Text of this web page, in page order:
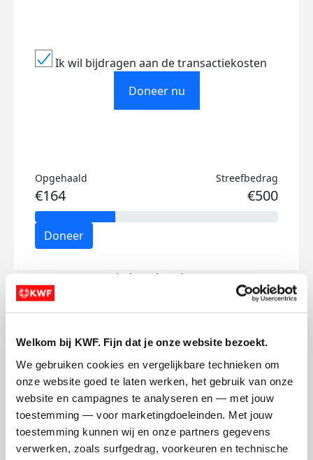
Welkom bij KWF. Fijn dat je onze website bezoekt.
We gebruiken cookies en vergelijkbare technieken om
onze website goed te laten werken, het gebruik van onze
website en campagnes te analyseren en — met jouw
toestemming — voor marketingdoeleinden. Met jouw
toestemming kunnen wij en onze partners gegevens
verwerken, zoals surfgedrag, voorkeuren en technische
Ik wil bijdragen aan de transactiekosten
Doneer nu
Opgehaald
€164
Streefbedrag
€500
Doneer
Niels's badges